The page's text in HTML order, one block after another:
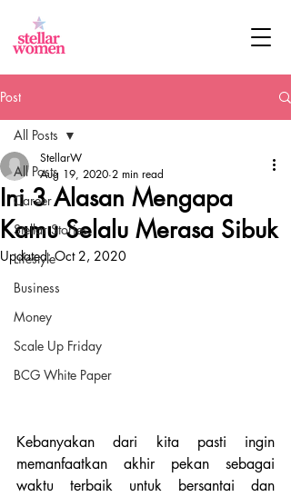
Post
All Posts
Career
Stellar Stories
Lifestyle
Business
Money
Scale Up Friday
BCG White Paper
All Posts
Ini 3 Alasan Mengapa
Kamu Selalu Merasa Sibuk
StellarW
Aug 19, 2020 2 min read
Updated:Oct 2, 2020
Kebanyakan dari kita pasti ingin
memanfaatkan akhir pekan sebagai
waktu terbaik untuk bersantai dan